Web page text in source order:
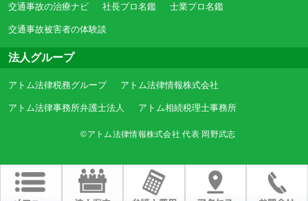
交通事故の治療ナビ 社長プロ名鑑 士業プロ名鑑
交通事故被害者の体験談
法人グループ
アトム法律税務グループ アトム法律情報株式会社
アトム法律事務所弁護士法人 アトム相続税理士事務所
©アトム法律情報株式会社 代表 岡野武志